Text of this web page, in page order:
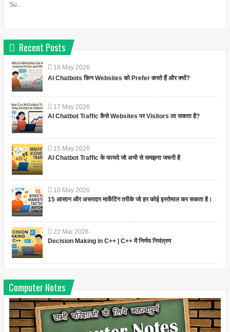
Su...
Recent Posts
18 May 2026
AI Chatbots किन Websites को Prefer करते हैं और क्यों?
17 May 2026
AI Chatbot Traffic कैसे Websites पर Visitors ला सकता है?
15 May 2026
AI Chatbot Traffic के फायदे जो अभी से समझना जरूरी है
10 May 2026
15 आसान और असरदार मार्केटिंग तरीके जो हर कोई इस्तेमाल कर सकता है।
22 Mar 2026
Decision Making in C++ | C++ में निर्णय नियंत्रण
Computer Notes